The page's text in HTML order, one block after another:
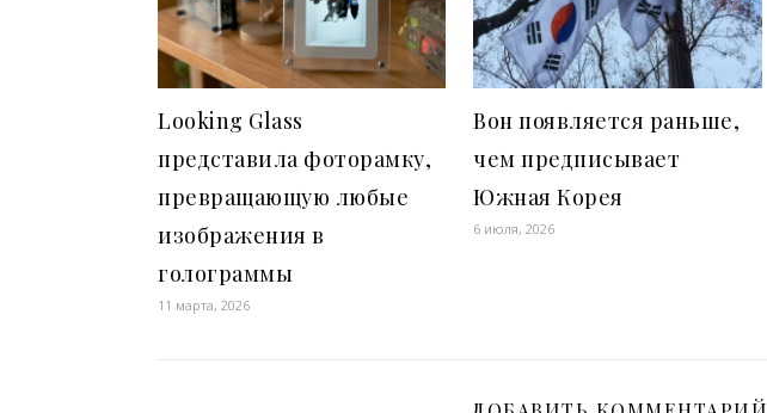
Looking Glass
представила фоторамку,
превращающую любые
изображения в
голограммы
11 марта, 2026
Вон появляется раньше,
чем предписывает
Южная Корея
6 июля, 2026